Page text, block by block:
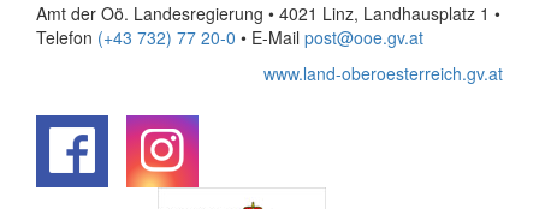
Amt der Oö. Landesregierung • 4021 Linz, Landhausplatz 1 •
Telefon (+43 732) 77 20-0 • E-Mail post@ooe.gv.at
www.land-oberoesterreich.gv.at